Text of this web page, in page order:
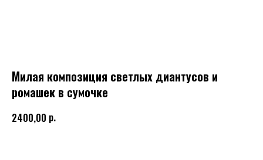
Милая композиция светлых диантусов и
ромашек в сумочке
2400,00 р.